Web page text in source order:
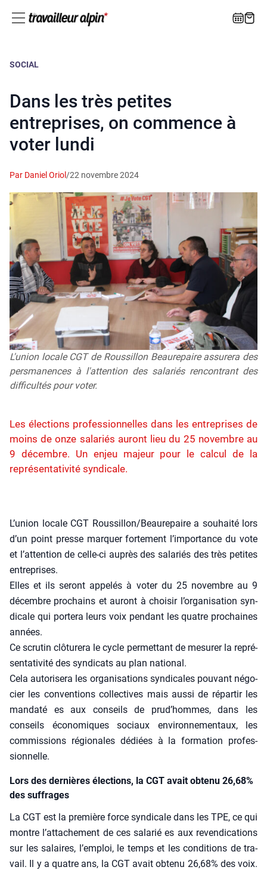
SOCIAL
Dans les très petites
entreprises, on commence à
voter lundi
Par Daniel Oriol /22 novembre 2024
L'union locale CGT de Roussillon Beaurepaire assurera des
persmanences à l'attention des salariés rencontrant des
difficultés pour voter.
Les élections professionnelles dans les entreprises de
moins de onze salariés auront lieu du 25 novembre au
9 décembre. Un enjeu majeur pour le calcul de la
représentativité syndicale.
L’u­nion locale CGT Roussillon/Beaurepaire a sou­hai­té lors
d’un point presse mar­quer for­te­ment l’im­por­tance du vote
et l’at­ten­tion de celle-ci auprès des sala­riés des très petites
entre­prises.
Elles et ils seront appe­lés à voter du 25 novembre au 9
décembre pro­chains et auront à choi­sir l’or­ga­ni­sa­tion syn­
di­cale qui por­te­ra leurs voix pen­dant les quatre pro­chaines
années.
Ce scru­tin clô­tu­re­ra le cycle per­met­tant de mesu­rer la repré­
sen­ta­ti­vi­té des syn­di­cats au plan natio­nal.
Cela auto­ri­se­ra les orga­ni­sa­tions syn­di­cales pou­vant négo­
cier les conven­tions col­lec­tives mais aus­si de répar­tir les
man­da­té es aux conseils de prud’­hommes, dans les
conseils éco­no­miques sociaux envi­ron­ne­men­taux, les
com­mis­sions régio­nales dédiées à la for­ma­tion pro­fes­
sion­nelle.
Lors des dernières élections, la CGT avait obtenu 26,68%
des suffrages
La CGT est la pre­mière force syn­di­cale dans les TPE, ce qui
montre l’at­ta­che­ment de ces sala­rié es aux reven­di­ca­tions
sur les salaires, l’emploi, le temps et les condi­tions de tra­
vail. Il y a quatre ans, la CGT avait obte­nu 26,68% des voix.